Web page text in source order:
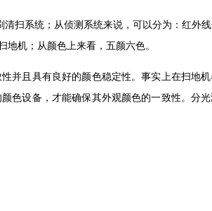
扫系统；从侦测系统来说，可以分为：红外
机；从颜色上来看，五颜六色。
并且具有良好的颜色稳定性。事实上在扫地
色设备，才能确保其外观颜色的一致性。分